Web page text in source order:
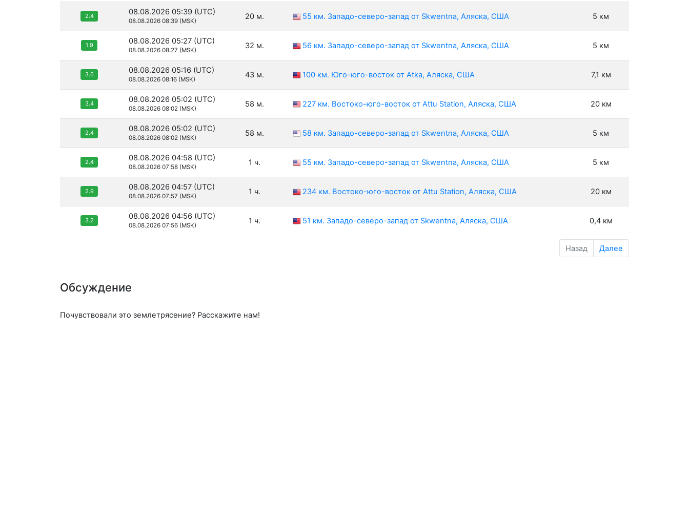
2.4 08.08.2026 05:39 (UTC)
08.08.2026 08:39 (MSK) 20 м. 55 км. Западо-северо-запад от Skwentna, Аляска, США 5 км
1.9 08.08.2026 05:27 (UTC)
08.08.2026 08:27 (MSK) 32 м. 56 км. Западо-северо-запад от Skwentna, Аляска, США 5 км
3.6 08.08.2026 05:16 (UTC)
08.08.2026 08:16 (MSK) 43 м. 100 км. Юго-юго-восток от Atka, Аляска, США 7,1 км
3.4 08.08.2026 05:02 (UTC)
08.08.2026 08:02 (MSK) 58 м. 227 км. Востоко-юго-восток от Attu Station, Аляска, США 20 км
2.4 08.08.2026 05:02 (UTC)
08.08.2026 08:02 (MSK) 58 м. 58 км. Западо-северо-запад от Skwentna, Аляска, США 5 км
2.4 08.08.2026 04:58 (UTC)
08.08.2026 07:58 (MSK) 1 ч. 55 км. Западо-северо-запад от Skwentna, Аляска, США 5 км
2.9 08.08.2026 04:57 (UTC)
08.08.2026 07:57 (MSK) 1 ч. 234 км. Востоко-юго-восток от Attu Station, Аляска, США 20 км
3.2 08.08.2026 04:56 (UTC)
08.08.2026 07:56 (MSK) 1 ч. 51 км. Западо-северо-запад от Skwentna, Аляска, США 0,4 км
Назад Далее
Обсуждение
Почувствовали это землетрясение? Расскажите нам!